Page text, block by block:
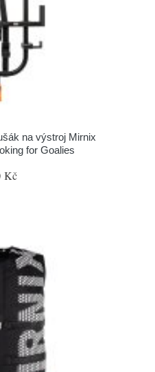
na výstroj Mirnix
for Goalies
Kč